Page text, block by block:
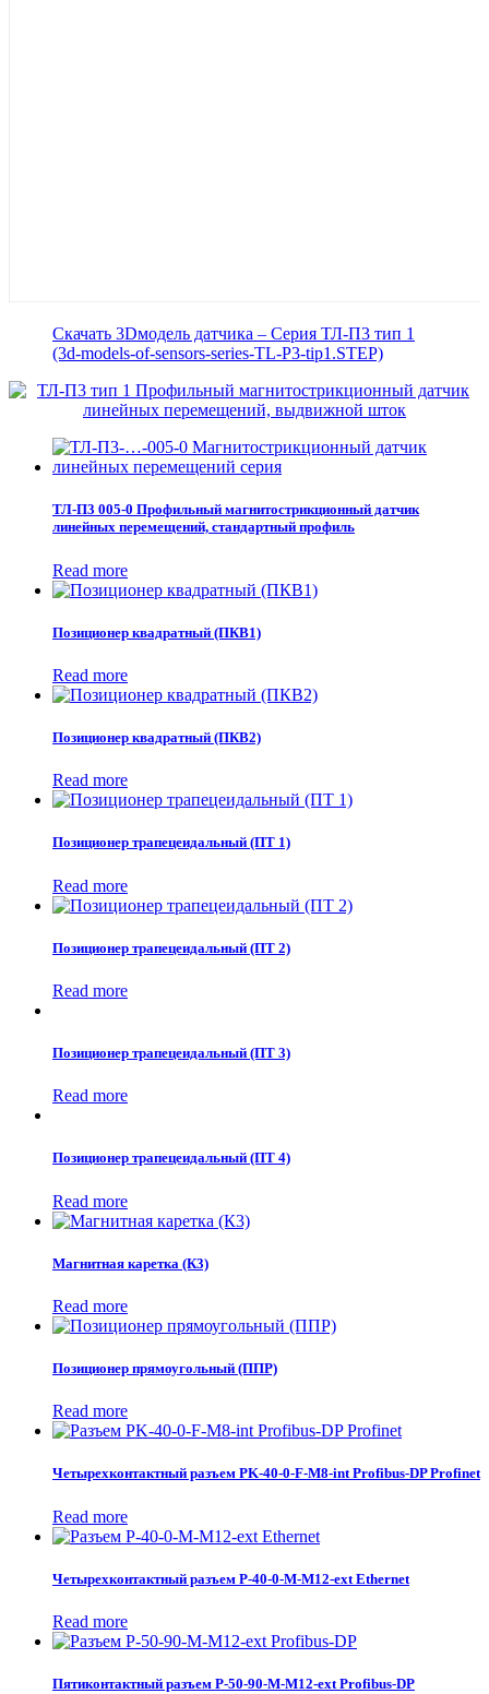
Скачать 3Dмодель датчика – Серия ТЛ-П3 тип 1
(3d-models-of-sensors-series-TL-P3-tip1.STEP)
ТЛ-П3 005-0 Профильный магнитострикционный датчик
линейных перемещений, стандартный профиль
Read more
Позиционер квадратный (ПКВ1)
Read more
Позиционер квадратный (ПКВ2)
Read more
Позиционер трапецеидальный (ПТ 1)
Read more
Позиционер трапецеидальный (ПТ 2)
Read more
Позиционер трапецеидальный (ПТ 3)
Read more
Позиционер трапецеидальный (ПТ 4)
Read more
Магнитная каретка (К3)
Read more
Позиционер прямоугольный (ППР)
Read more
Четырехконтактный разъем PK-40-0-F-M8-int Profibus-DP Profinet
Read more
Четырехконтактный разъем P-40-0-M-M12-ext Ethernet
Read more
Пятиконтактный разъем P-50-90-M-M12-ext Profibus-DP